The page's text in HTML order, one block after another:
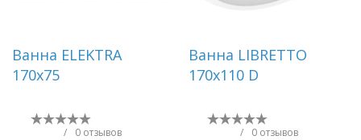
Ванна ELEKTRA
170x75
/ 0 отзывов
Ванна LIBRETTO
170x110 D
/ 0 отзывов